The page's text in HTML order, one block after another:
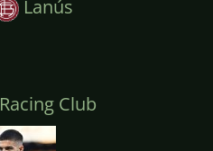
Lanús
Racing Club